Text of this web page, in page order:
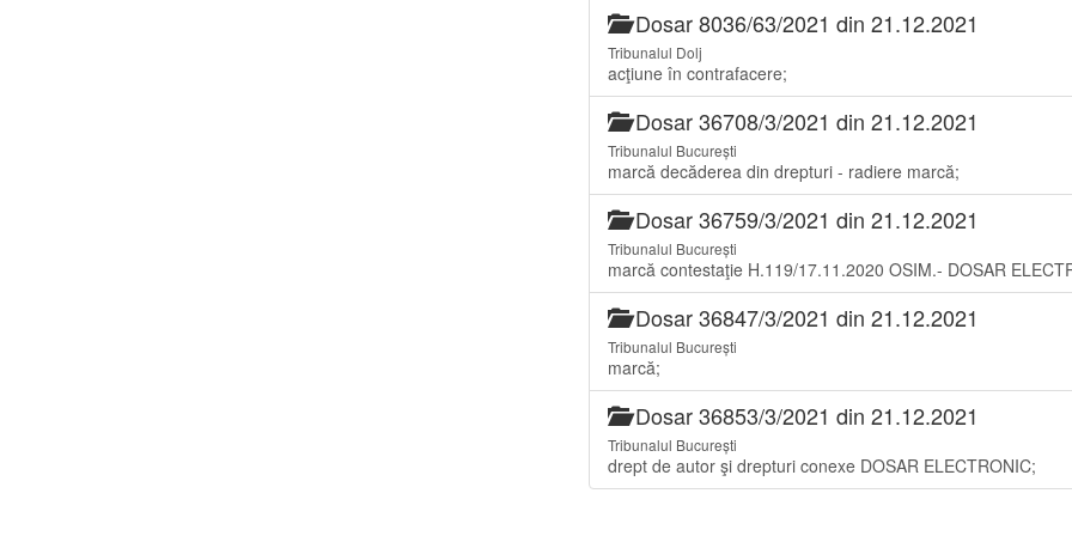
Dosar 8036/63/2021 din 21.12.2021
Tribunalul Dolj
acţiune în contrafacere;
Dosar 36708/3/2021 din 21.12.2021
Tribunalul București
marcă decăderea din drepturi - radiere marcă;
Dosar 36759/3/2021 din 21.12.2021
Tribunalul București
marcă contestaţie H.119/17.11.2020 OSIM.- DOSAR
Dosar 36847/3/2021 din 21.12.2021
Tribunalul București
marcă;
Dosar 36853/3/2021 din 21.12.2021
Tribunalul București
drept de autor şi drepturi conexe DOSAR ELECTRONIC;